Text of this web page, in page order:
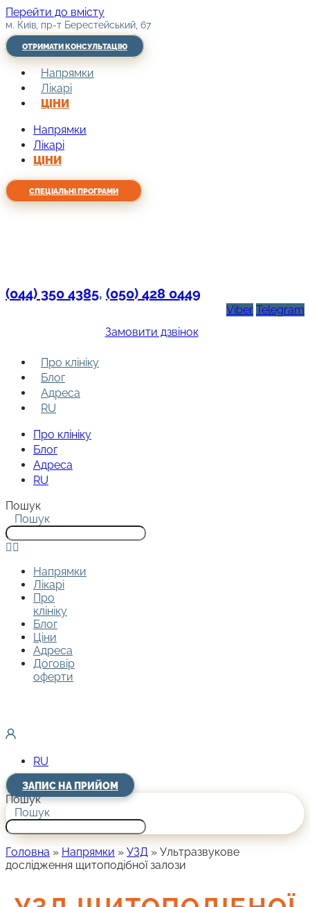
Перейти до вмісту
м. Київ, пр-т Берестейський, 67
ОТРИМАТИ КОНСУЛЬТАЦІЮ
Напрямки
Лікарі
ЦІНИ
Напрямки
Лікарі
ЦІНИ
СПЕЦІАЛЬНІ ПРОГРАМИ
(044) 350 4385, (050) 428 0449
Viber Telegram
Замовити дзвінок
Про клініку
Блог
Адреса
RU
Про клініку
Блог
Адреса
RU
Пошук
Пошук
Напрямки
Лікарі
Про
клініку
Блог
Ціни
Адреса
Договір
оферти
RU
ЗАПИС НА ПРИЙОМ
Пошук
Пошук
Головна » Напрямки » УЗД » Ультразвукове
дослідження щитоподібної залози